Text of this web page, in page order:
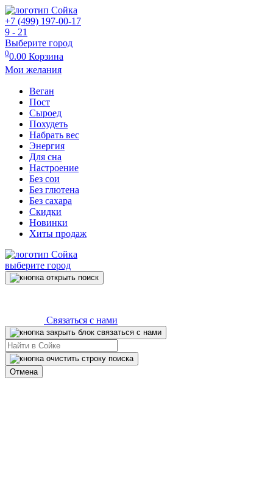
+7 (499) 197-00-17
9 - 21
Выберите город
00.00 Корзина
Мои желания
Веган
Пост
Сыроед
Похудеть
Набрать вес
Энергия
Для сна
Настроение
Без сои
Без глютена
Без сахара
Скидки
Новинки
Хиты продаж
выберите город
Связаться с нами
Отмена